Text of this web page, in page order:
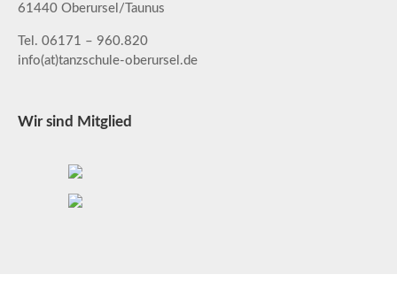
61440 Oberursel/Taunus
Tel. 06171 – 960.820
info(at)tanzschule-oberursel.de
Wir sind Mitglied